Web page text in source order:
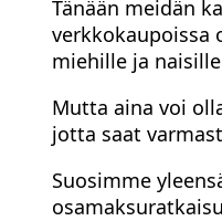
Tänään meidän
verkkokaupoissa
miehille ja
Mutta aina voi
jotta saat
Suosimme